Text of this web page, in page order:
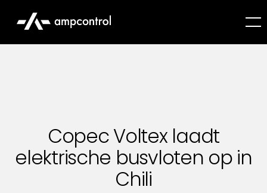
Copec Voltex laadt
elektrische busvloten op in
Chili